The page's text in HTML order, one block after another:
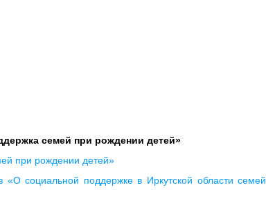
семей при рождении детей»
при рождении детей»
социальной поддержке в Иркутской области семей,